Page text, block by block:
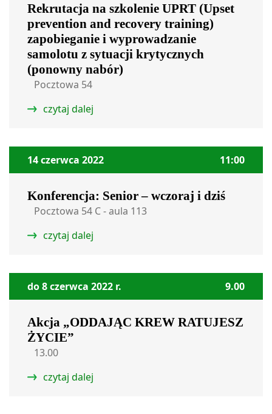
Rekrutacja na szkolenie UPRT (Upset
prevention and recovery training)
zapobieganie i wyprowadzanie
samolotu z sytuacji krytycznych
(ponowny nabór)
Pocztowa 54
czytaj dalej
14 czerwca 2022 11:00
Konferencja: Senior – wczoraj i dziś
Pocztowa 54 C - aula 113
czytaj dalej
do 8 czerwca 2022 r. 9.00
Akcja „ODDAJĄC KREW RATUJESZ
ŻYCIE”
13.00
czytaj dalej